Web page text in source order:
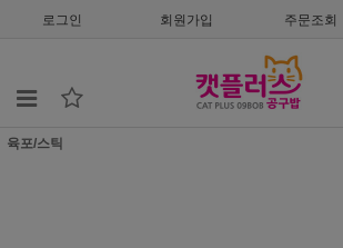
로그인 회원가입 주문조회
육포/스틱